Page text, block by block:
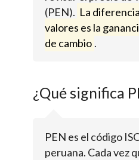
(PEN). La
valores es la
de cambio .
¿Qué significa
PEN es el código
peruana. Cada vez